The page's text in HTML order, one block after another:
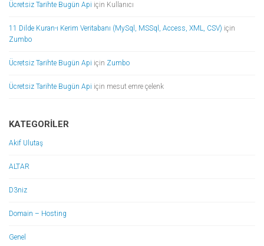
Ücretsiz Tarihte Bugün Api için Kullanıcı
11 Dilde Kuran-ı Kerim Veritabanı (MySql, MSSql, Access, XML, CSV) için
Zumbo
Ücretsiz Tarihte Bugün Api için Zumbo
Ücretsiz Tarihte Bugün Api için mesut emre çelenk
KATEGORILER
Akif Ulutaş
ALTAR
D3niz
Domain – Hosting
Genel